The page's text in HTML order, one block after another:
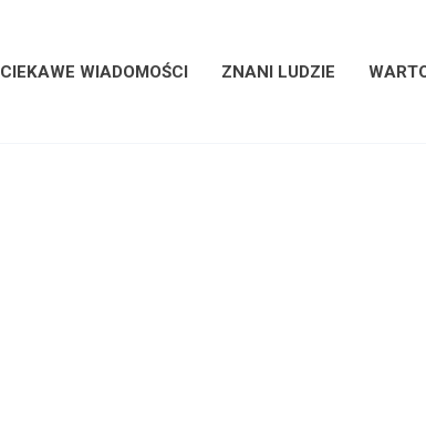
CIEKAWE WIADOMOŚCI ZNANI LUDZIE